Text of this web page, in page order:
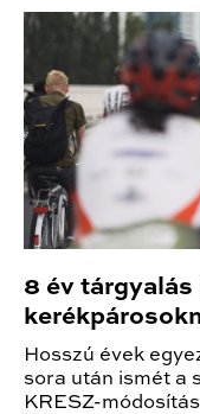
8 év tárgyalás
Hosszú évek
sora után ismét a
KRESZ-